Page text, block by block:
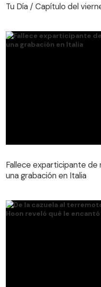
Tu Día / Capítulo del
Fallece exparticipante
una grabación en Italia